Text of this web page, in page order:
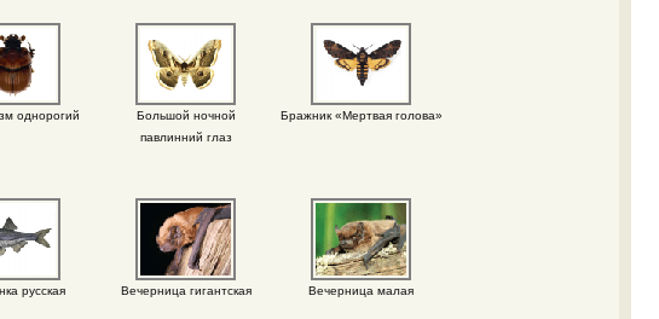
однорогий
Большой ночной
павлинний глаз
Бражник «Мертвая голова»
русская Вечерница гигантская Вечерница малая